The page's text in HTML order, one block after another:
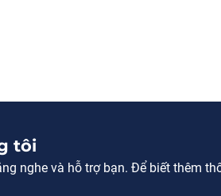
tôi
nghe và hỗ trợ bạn. Để biết thêm